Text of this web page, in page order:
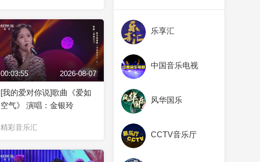
乐享汇
中国音乐电视
风华国乐
CCTV音乐厅
00:03:55 2026-08-07
[我的爱对你说]歌曲《爱如
空气》 演唱：金银玲
精彩音乐汇